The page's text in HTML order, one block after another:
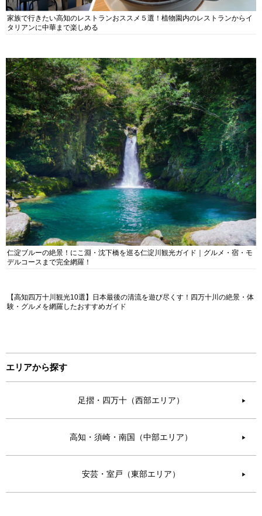
家族で行きたい高知のレストランおススメ５選！植物園内のレストランからイ
タリアンに中華まで楽しめる
仁淀ブルーの絶景！にこ淵・沈下橋を巡る仁淀川観光ガイド｜グルメ・宿・モ
デルコースまで完全網羅！
【高知四万十川観光10選】日本最後の清流を遊び尽くす！四万十川の絶景・体
験・グルメを網羅したおすすめガイド
エリアから探す
足摺・四万十（西部エリア） ▶︎
高知・須崎・南国（中部エリア） ▶︎
安芸・室戸（東部エリア） ▶︎